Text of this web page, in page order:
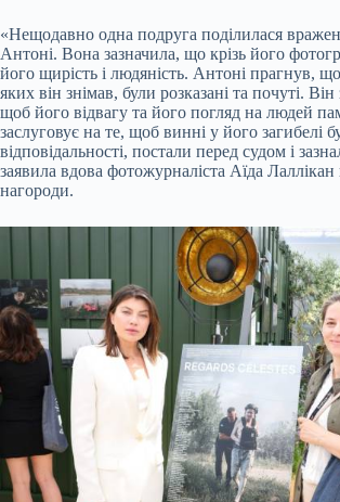
«Нещодавно одна подруга поділилася
Антоні. Вона зазначила, що крізь його
його щирість і людяність. Антоні прагнув,
яких він знімав, були розказані та почуті.
щоб його відвагу та його погляд на людей
заслуговує на те, щоб винні у його загибелі
відповідальності, постали перед судом і
заявила вдова фотожурналіста Аїда
нагороди.